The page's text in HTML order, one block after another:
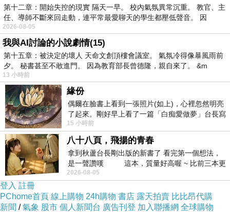
從恐懼到探究：死亡作為意識的邊界
現代人普遍將死亡視為「終結」，
但若以意識為存在的核心，死亡更像是一種
意識由三維時空脫離，進入另一頻率層。
《星際啟示錄》對此提供一種想像：
當人類能以高維觀點觀察時間，死亡便不是滅絕，
形態由線性流動轉為全域分佈 。
此理解使死亡由宗教對象化的「靈魂出體」
的「意識變形」。
「既知生，又知死」：意識文明的成熟徵兆
若承認死亡為意識的跨維，
理。
第十二章：開始失控的現實 隔天一早。 校內氣氛異常沉重。 教官、主
任、導師不斷來回走動，連平常最愛聊天的學生都壓低聲音。 因
2026-08-05
我與AI討論的小說劇情(15)
第十五章：被決定的壞人 天命文創頂樓會議室。 氣氛冷得像暴風雨前
夕。 秘書甚至不敢進門。 因為教育部長曾德隆，親自來了。 &m
13 小時前
緣份
偶爾在臉書上看到一張照片(如上)，心裡忽然明亮
了起來。剛好早上看了一篇「白痴愛做夢」台長寫
的貼文，在回顧年輕時瘋狂愛上
15 小時前
八十八頁，飛揚的青春
拿到秋蘆台長剛出版的新書了 看完第一個想法，
是一聲讚嘆 這本，質量好高喔 ~ 比前三本更
勝一
2026-08-05
登入 註冊
PChome首頁 線上購物 24h購物 書店 露天拍賣 比比昂代購
新聞 /氣象 股市 個人新聞台 廣告刊登 加入聯播網 全球購物